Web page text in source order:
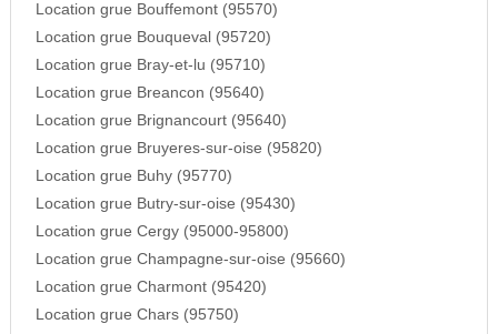
Location grue Bouffemont (95570)
Location grue Bouqueval (95720)
Location grue Bray-et-lu (95710)
Location grue Breancon (95640)
Location grue Brignancourt (95640)
Location grue Bruyeres-sur-oise (95820)
Location grue Buhy (95770)
Location grue Butry-sur-oise (95430)
Location grue Cergy (95000-95800)
Location grue Champagne-sur-oise (95660)
Location grue Charmont (95420)
Location grue Chars (95750)